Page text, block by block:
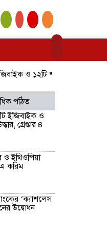
ও ১২টি শ্যালোমেশিন উদ্ধার,
পঠিত
ইজিবাইক ও
গ্রেপ্তার ৪
ও ইথিওপিয়া
করিম
‘ক্যাশলেস
উদ্বোধন